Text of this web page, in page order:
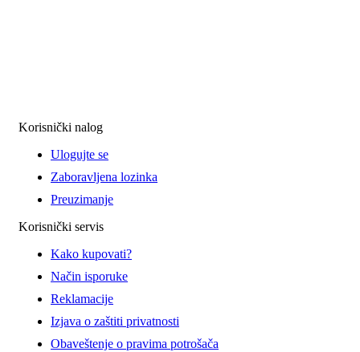
Korisnički nalog
Ulogujte se
Zaboravljena lozinka
Preuzimanje
Korisnički servis
Kako kupovati?
Način isporuke
Reklamacije
Izjava o zaštiti privatnosti
Obaveštenje o pravima potrošača